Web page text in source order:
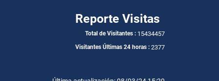
Reporte Visitas
Total de Visitantes : 15434457
Visitantes Últimas 24 horas : 2377